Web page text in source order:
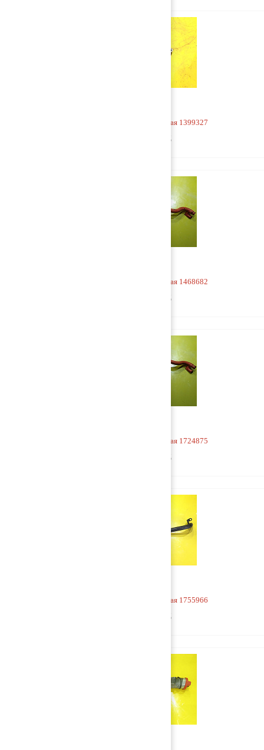
Горловина маслозаливная 1399327
1 500 руб
Горловина маслозаливная 1468682
1 000 руб
Горловина маслозаливная 1724875
1 000 руб
Горловина маслозаливная 1755966
2 500 руб